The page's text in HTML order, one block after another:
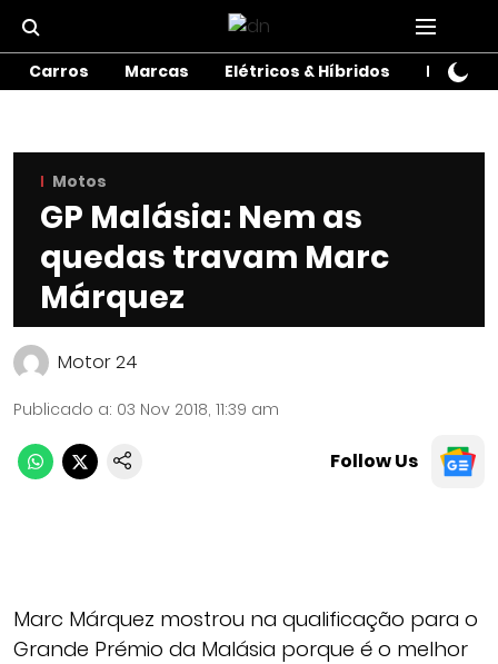
Carros Marcas Elétricos & Híbridos Motos
Motos
GP Malásia: Nem as
quedas travam Marc
Márquez
Motor 24
Publicado a: 03 Nov 2018, 11:39 am
Follow Us
Marc Márquez mostrou na qualificação para o
Grande Prémio da Malásia porque é o melhor